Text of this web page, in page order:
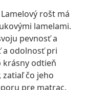
Lamelový rošt má
lamelami.
pevnosť a
a odolnosť pri
krásny odtieň
čo jeho
pre matrac.